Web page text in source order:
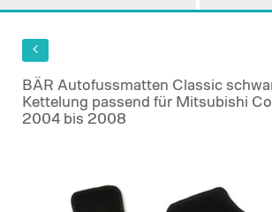
BÄR Autofussmatten Classic
Kettelung passend für Mitsubishi
2004 bis 2008